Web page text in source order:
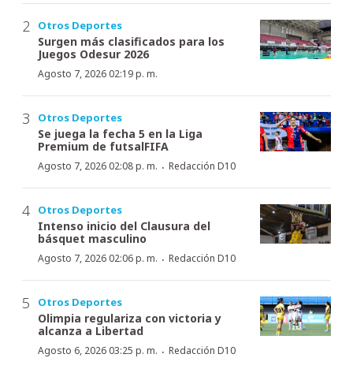
Otros Deportes
Surgen más clasificados para los
Juegos Odesur 2026
Agosto 7, 2026 02:19 p. m.
Otros Deportes
Se juega la fecha 5 en la Liga
Premium de futsalFIFA
Agosto 7, 2026 02:08 p. m. · Redacción D10
Otros Deportes
Intenso inicio del Clausura del
básquet masculino
Agosto 7, 2026 02:06 p. m. · Redacción D10
Otros Deportes
Olimpia regulariza con victoria y
alcanza a Libertad
Agosto 6, 2026 03:25 p. m. · Redacción D10